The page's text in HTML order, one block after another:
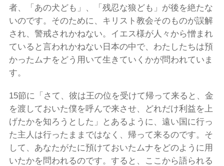
者、「あの犬ども」、「残忍な狼ども」が後を絶たな
いのです。そのために、キリスト教会そのものが誤解
され、警戒されかねない。イエス様が人々から憎まれ
ていると言われかねない日本の中で、わたしたちは預
かったムナをどう用いて生きていくかが問われていま
す。
15節に「さて、彼は王の位を受けて帰って来ると、金
を渡しておいた僕を呼んで来させ、どれだけ利益を上
げたかを知ろうとした」とあるように、遠い国に行っ
た主人は行ったままではなく、帰って来るのです。そ
して、あなたがたに預けておいたムナをどのように用
いたかを問われるのです。すると、ここから語られる